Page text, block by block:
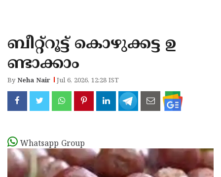
KANNUR
KASARAGOD
ബീറ്റ്റൂട്ട് കൊഴുക്കട്ട ഉ
ണ്ടാക്കാം
ByNeha Nair Jul 6, 2026, 12:28 IST
Whatsapp Group